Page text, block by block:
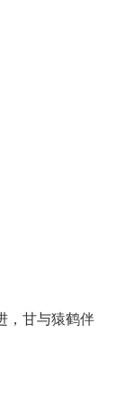
，甘与猿鹤伴